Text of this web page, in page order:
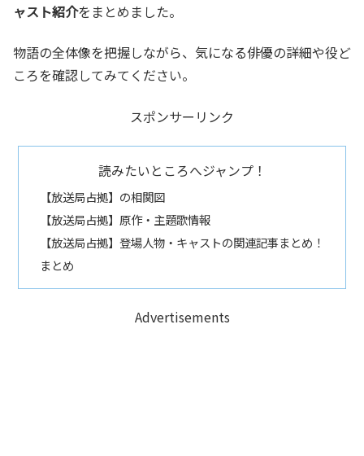
ャスト紹介をまとめました。
物語の全体像を把握しながら、気になる俳優の詳細や役ど
ころを確認してみてください。
スポンサーリンク
読みたいところへジャンプ！
【放送局占拠】の相関図
【放送局占拠】原作・主題歌情報
【放送局占拠】登場人物・キャストの関連記事まとめ！
まとめ
Advertisements